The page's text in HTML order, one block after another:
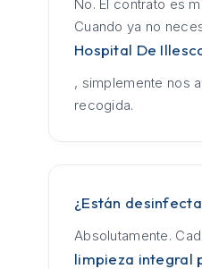
No. El contrato es
Cuando ya no
Hospital De
, simplemente nos
recogida.
¿Están
Absolutamente.
limpieza integral